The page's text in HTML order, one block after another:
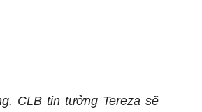
CLB tin tưởng Tereza sẽ